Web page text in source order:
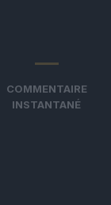
COMMENTAIRE
INSTANTANÉ